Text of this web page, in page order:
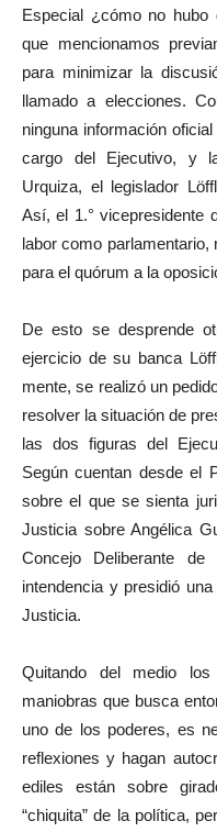
Especial ¿cómo no hubo
que mencionamos
para minimizar la
llamado a elecciones.
ninguna información
cargo del Ejecutivo, y
Urquiza, el legislador
Así, el 1.° vicepresidente
labor como
para el quórum a la
De esto se desprende
ejercicio de su banca
mente, se realizó un
resolver la situación de
las dos figuras del
Según cuentan desde el
sobre el que se sienta
Justicia sobre Angélica
Concejo Deliberante
intendencia y presidió
Justicia.
Quitando del medio
maniobras que busca
uno de los poderes, es
reflexiones y hagan
ediles están sobre
“chiquita” de la política,